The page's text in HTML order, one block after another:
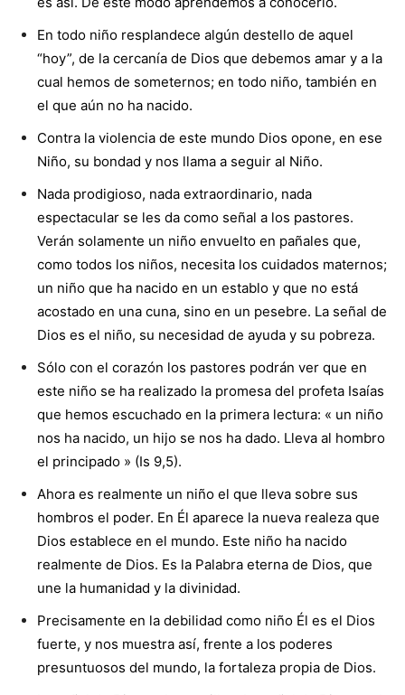
En todo niño resplandece algún destello de aquel
“hoy”, de la cercanía de Dios que debemos amar y a la
cual hemos de someternos; en todo niño, también en
el que aún no ha nacido.
Contra la violencia de este mundo Dios opone, en ese
Niño, su bondad y nos llama a seguir al Niño.
Nada prodigioso, nada extraordinario, nada
espectacular se les da como señal a los pastores.
Verán solamente un niño envuelto en pañales que,
como todos los niños, necesita los cuidados maternos;
un niño que ha nacido en un establo y que no está
acostado en una cuna, sino en un pesebre. La señal de
Dios es el niño, su necesidad de ayuda y su pobreza.
Sólo con el corazón los pastores podrán ver que en
este niño se ha realizado la promesa del profeta Isaías
que hemos escuchado en la primera lectura: « un niño
nos ha nacido, un hijo se nos ha dado. Lleva al hombro
el principado » (Is 9,5).
Ahora es realmente un niño el que lleva sobre sus
hombros el poder. En Él aparece la nueva realeza que
Dios establece en el mundo. Este niño ha nacido
realmente de Dios. Es la Palabra eterna de Dios, que
une la humanidad y la divinidad.
Precisamente en la debilidad como niño Él es el Dios
fuerte, y nos muestra así, frente a los poderes
presuntuosos del mundo, la fortaleza propia de Dios.